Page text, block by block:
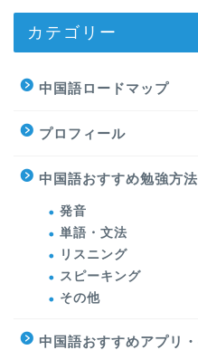
カテゴリー
中国語ロードマップ
プロフィール
中国語おすすめ勉強方法
発音
単語・文法
リスニング
スピーキング
その他
中国語おすすめアプリ